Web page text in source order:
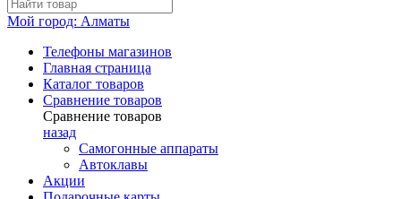
Мой город: Алматы
Телефоны магазинов
Главная страница
Каталог товаров
Сравнение товаров
Сравнение товаров
назад
Самогонные аппараты
Автоклавы
Акции